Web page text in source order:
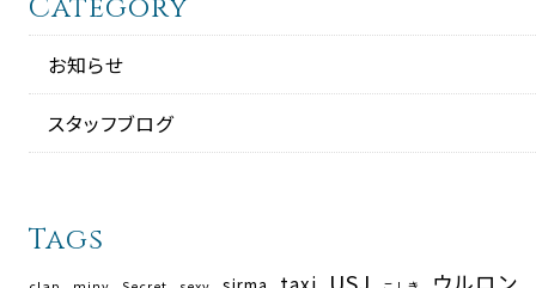
Category
お知らせ
スタッフブログ
Tags
USJ
ウルロン